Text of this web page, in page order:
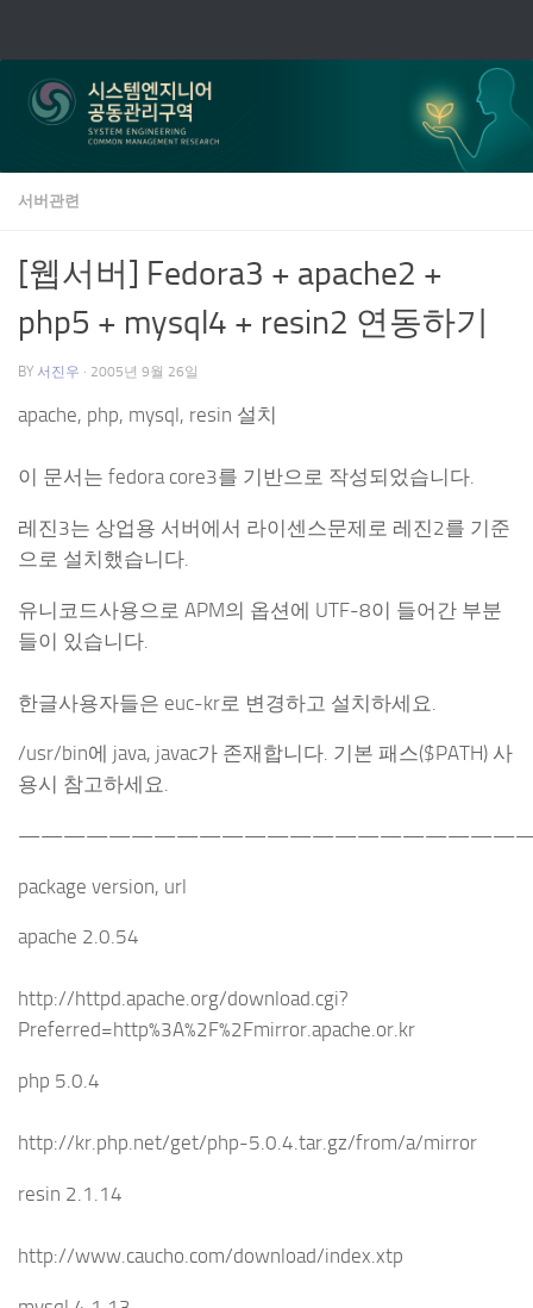
서버관련
[웹서버] Fedora3 + apache2 +
php5 + mysql4 + resin2 연동하기
BY 서진우 · 2005년 9월 26일
apache, php, mysql, resin 설치
이 문서는 fedora core3를 기반으로 작성되었습니다.
레진3는 상업용 서버에서 라이센스문제로 레진2를 기준
으로 설치했습니다.
유니코드사용으로 APM의 옵션에 UTF-8이 들어간 부분
들이 있습니다.
한글사용자들은 euc-kr로 변경하고 설치하세요.
/usr/bin에 java, javac가 존재합니다. 기본 패스($PATH) 사
용시 참고하세요.
package version, url
apache 2.0.54
http://httpd.apache.org/download.cgi?
Preferred=http%3A%2F%2Fmirror.apache.or.kr
php 5.0.4
http://kr.php.net/get/php-5.0.4.tar.gz/from/a/mirror
resin 2.1.14
http://www.caucho.com/download/index.xtp